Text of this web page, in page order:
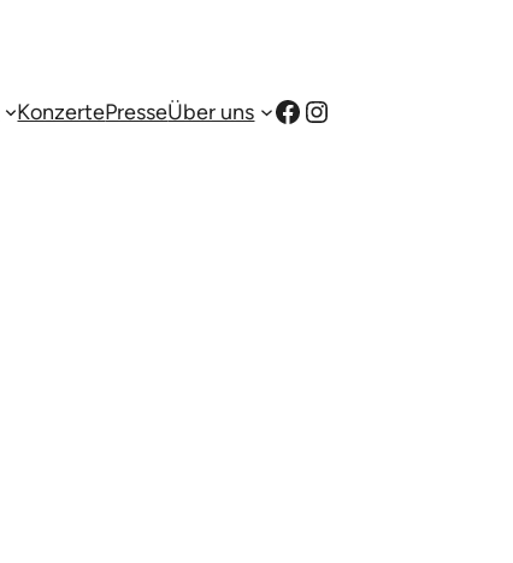
KonzertePresseÜber uns Facebook
Instagram